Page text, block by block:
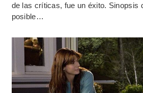
de las críticas, fue un éxito. Sinopsis
posible…